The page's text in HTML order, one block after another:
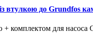
втулкою до Grundfos
комплектом для насоса